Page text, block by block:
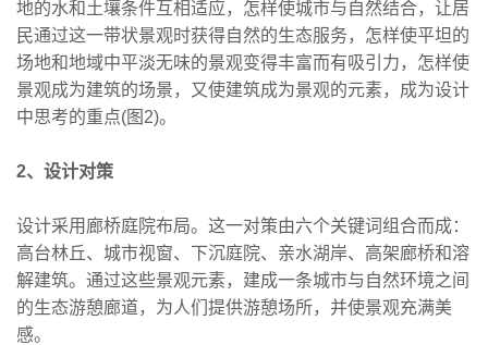
地的水和土壤条件互相适应，怎样使城市与自然结合，让居
民通过这一带状景观时获得自然的生态服务，怎样使平坦的
场地和地域中平淡无味的景观变得丰富而有吸引力，怎样使
景观成为建筑的场景，又使建筑成为景观的元素，成为设计
中思考的重点(图2)。
2、设计对策
设计采用廊桥庭院布局。这一对策由六个关键词组合而成：
高台林丘、城市视窗、下沉庭院、亲水湖岸、高架廊桥和溶
解建筑。通过这些景观元素，建成一条城市与自然环境之间
的生态游憩廊道，为人们提供游憩场所，并使景观充满美
感。